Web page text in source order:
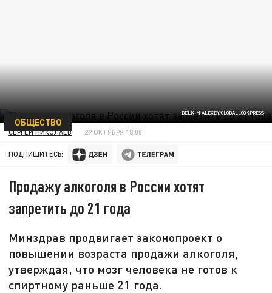
BELKIN ALEXEY/GLOBALLOOKPRESS
ОБЩЕСТВО
СЕРГЕЙ НИКОЛАЕВ 29 ОКТЯБРЯ 18:00
ПОДПИШИТЕСЬ:
Продажу алкоголя в России хотят
запретить до 21 года
Минздрав продвигает законопроект о
повышении возраста продажи алкоголя,
утверждая, что мозг человека не готов к
спиртному раньше 21 года.